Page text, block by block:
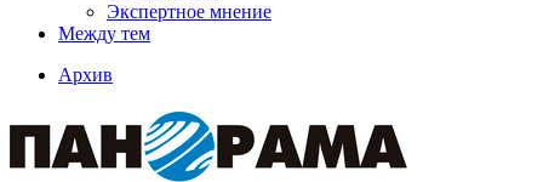
Экспертное мнение
Между тем
Архив